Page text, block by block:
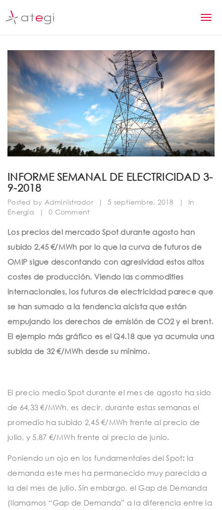
T
g
g
l
e
n
a
v
i
INFORME SEMANAL DE ELECTRICIDAD 3-
9-2018
Posted by Administrador | 5 septiembre, 2018 |
In
Energía
| 0 Comment
Los precios del mercado Spot durante agosto han
subido 2,45 €/MWh por lo que la curva de futuros de
OMIP sigue descontando con agresividad estos altos
costes de producción. Viendo las commodities
internacionales, los futuros de electricidad parece que
se han sumado a la tendencia alcista que están
empujando los derechos de emisión de CO2 y el brent.
El ejemplo más gráfico es el Q4.18 que ya acumula una
subida de 32 €/MWh desde su mínimo.
El precio medio Spot durante el mes de agosto ha sido
de 64,33 €/MWh, es decir, durante estas semanas el
promedio ha subido 2,45 €/MWh frente al precio de
julio, y 5,87 €/MWh frente al precio de junio.
Poniendo un ojo en los fundamentales del Spot: la
demanda este mes ha permanecido muy parecida a
la del mes de julio. Sin embargo, el Gap de Demanda
(llamamos “Gap de Demanda” a la diferencia entre la